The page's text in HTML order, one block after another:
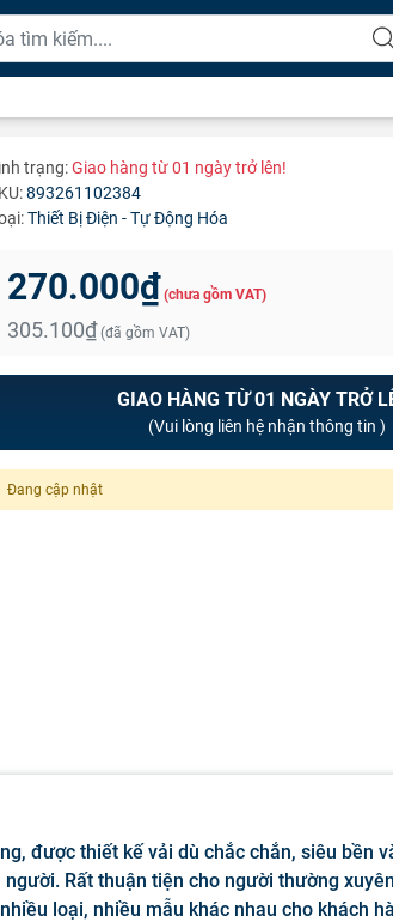
trạng:Giao hàng từ 01 ngày trở lên!
893261102384
Thiết Bị Điện - Tự Động Hóa
270.000₫ (chưa gồm VAT)
305.100₫ (đã gồm VAT)
GIAO HÀNG TỪ 01 NGÀY TRỞ
(Vui lòng liên hệ nhận thông tin )
Đang cập nhật
được thiết kế vải dù chắc chắn, siêu bền
Rất thuận tiện cho người thường
loại, nhiều mẫu khác nhau cho khách